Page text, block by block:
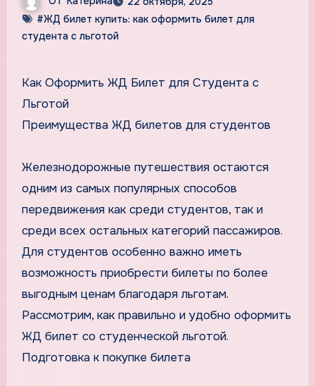
#ЖД билет купить: как оформить билет для
студента с льготой
Как Оформить ЖД Билет для Студента с
Льготой
Преимущества ЖД билетов для студентов
Железнодорожные путешествия остаются
одним из самых популярных способов
передвижения как среди студентов, так и
среди всех остальных категорий пассажиров.
Для студентов особенно важно иметь
возможность приобрести билеты по более
выгодным ценам благодаря льготам.
Рассмотрим, как правильно и удобно оформить
ЖД билет со студенческой льготой.
Подготовка к покупке билета